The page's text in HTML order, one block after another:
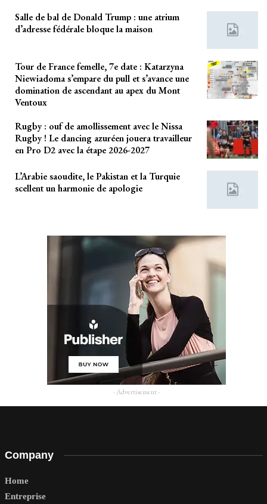
Salle de bal de Donald Trump : une atrium
d’adresse fédérale bloque la maison
Tour de France femelle, 7e date : Katarzyna
Niewiadoma s’empare du pull et s’avance une
domination de ascendant au apex du Mont
Ventoux
Rugby : ouf de amollissement avec le Nissa
Rugby ! Le dancing azuréen jouera travailleur
en Pro D2 avec la étape 2026-2027
L’Arabie saoudite, le Pakistan et la Turquie
scellent un harmonie de apologie
- Advertisement -
Company
Home
Entreprise